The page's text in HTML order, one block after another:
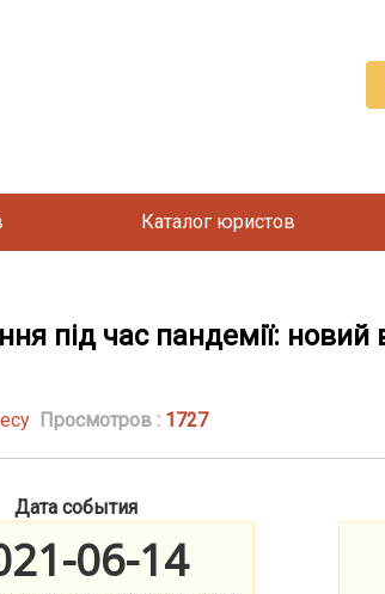
Каталог юристов
під час пандемії: новий
Просмотров : 1727
Дата события
06-14